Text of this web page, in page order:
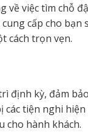
về việc tìm chỗ
cấp cho
cách trọn vẹn.
định kỳ, đảm
tiện nghi
cho hành khách.